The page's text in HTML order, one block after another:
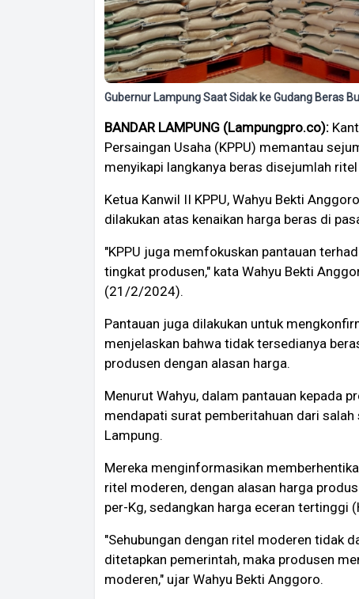
Gubernur Lampung Saat Sidak ke Gudang Beras
BANDAR LAMPUNG (Lampungpro.co):
Persaingan Usaha (KPPU) memantau
menyikapi langkanya beras disejumlah
Ketua Kanwil II KPPU, Wahyu Bekti
dilakukan atas kenaikan harga beras di
"KPPU juga memfokuskan pantauan
tingkat produsen," kata Wahyu Bekti
(21/2/2024).
Pantauan juga dilakukan untuk
menjelaskan bahwa tidak tersedianya
produsen dengan alasan harga.
Menurut Wahyu, dalam pantauan kepada
mendapati surat pemberitahuan dari
Lampung.
Mereka menginformasikan
ritel moderen, dengan alasan harga
per-Kg, sedangkan harga eceran tertinggi
"Sehubungan dengan ritel moderen tidak
ditetapkan pemerintah, maka produsen
moderen," ujar Wahyu Bekti Anggoro.